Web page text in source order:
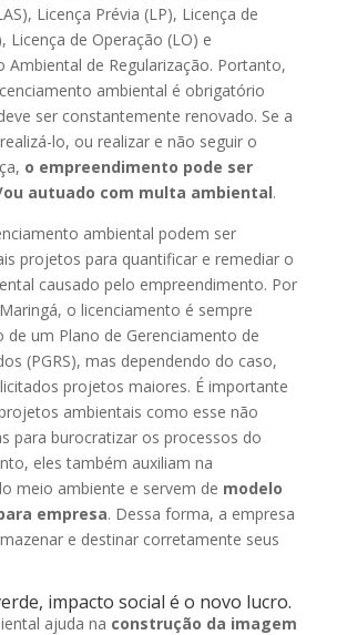
Licença Prévia (LP), Licença de
Licença de Operação (LO) e
Ambiental de Regularização. Portanto,
ambiental é obrigatório
ser constantemente renovado. Se a
lo, ou realizar e não seguir o
o empreendimento pode ser
autuado com multa ambiental.
ambiental podem ser
projetos para quantificar e remediar o
causado pelo empreendimento. Por
o licenciamento é sempre
de um Plano de Gerenciamento de
(PGRS), mas dependendo do caso,
projetos maiores. É importante
ambientais como esse não
para burocratizar os processos do
eles também auxiliam na
meio ambiente e servem de modelo
empresa. Dessa forma, a empresa
e destinar corretamente seus
impacto social é o novo lucro.
ajuda na construção da imagem